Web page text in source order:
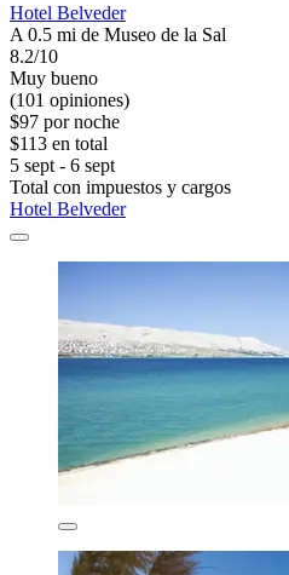
Hotel Belveder
A 0.5 mi de Museo de la Sal
8.2/10
Muy bueno
(101 opiniones)
$97 por noche
$113 en total
5 sept - 6 sept
Total con impuestos y cargos
Hotel Belveder